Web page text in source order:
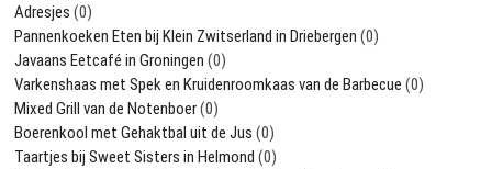
Adresjes (0)
Pannenkoeken Eten bij Klein Zwitserland in Driebergen (0)
Javaans Eetcafé in Groningen (0)
Varkenshaas met Spek en Kruidenroomkaas van de Barbecue (0)
Mixed Grill van de Notenboer(0)
Boerenkool met Gehaktbal uit de Jus (0)
Taartjes bij Sweet Sisters in Helmond (0)